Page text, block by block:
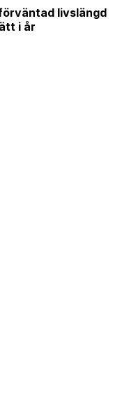
livslängd
i år